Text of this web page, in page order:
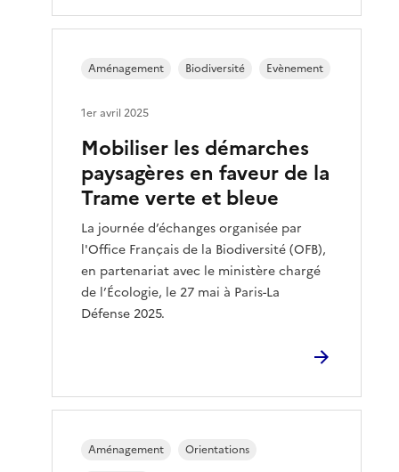
Mobiliser les démarches
paysagères en faveur de la
Trame verte et bleue
La journée d’échanges organisée par
l'Office Français de la Biodiversité (OFB),
en partenariat avec le ministère chargé
de l’Écologie, le 27 mai à Paris-La
Défense 2025.
Aménagement Biodiversité Evènement
1er avril 2025
Aménagement
Orientations